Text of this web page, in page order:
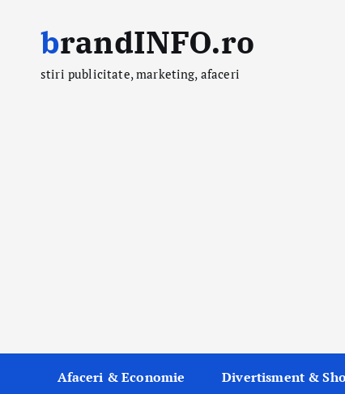
brandINFO.ro
stiri publicitate, marketing, afaceri
Afaceri & Economie Divertisment &